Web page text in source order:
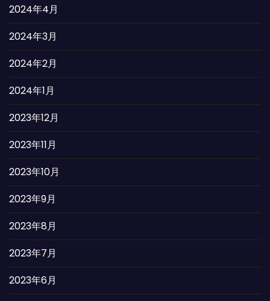
2024年4月
2024年3月
2024年2月
2024年1月
2023年12月
2023年11月
2023年10月
2023年9月
2023年8月
2023年7月
2023年6月